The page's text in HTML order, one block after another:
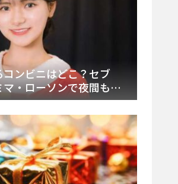
コンビニはどこ？セブ
マ・ローソンで夜間も買
種類と販売店の探し方
新】